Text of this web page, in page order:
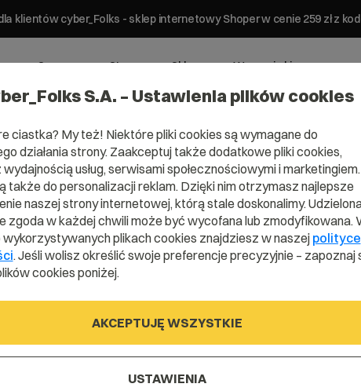
klientów cyber_Folks - sklep internetowy Shoper w cenie 259 zł z
Serwery Strony Sklepy Wsparcie biznesowe
S.A. – Ustawienia plików cookies
ciastka? My też! Niektóre pliki cookies są wymagane do
działania strony. Zaakceptuj także dodatkowe pliki cookies,
usług, serwisami społecznościowymi i marketingiem.
także do personalizacji reklam. Dzięki nim otrzymasz najlepsze
naszej strony internetowej, którą stale doskonalimy.
zgoda w każdej chwili może być wycofana lub zmodyfikowana.
wykorzystywanych plikach cookies znajdziesz w naszej polityce
. Jeśli wolisz określić swoje preferencje precyzyjnie – zapoznaj
cookies poniżej.
AKCEPTUJĘ WSZYSTKIE
USTAWIENIA